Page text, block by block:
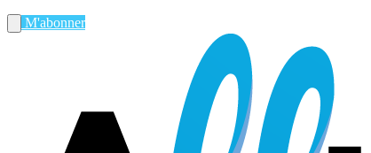
M'abonner